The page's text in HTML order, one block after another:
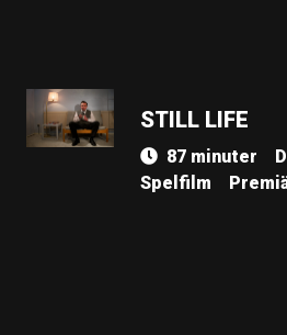
STILL LIFE
87 minuter
Spelfilm